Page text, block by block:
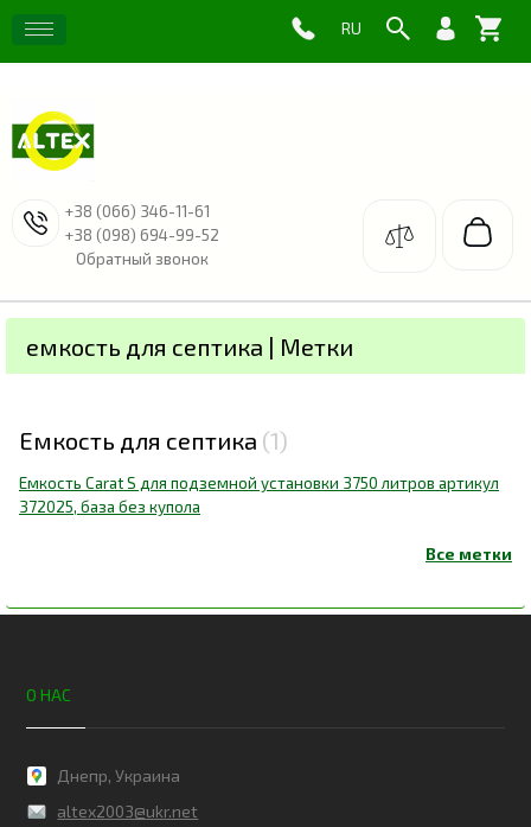
+38 (066) 346-11-61
+38 (098) 694-99-52
Обратный звонок
емкость для септика | Метки
Емкость для септика 1
Емкость Carat S для подземной установки 3750 литров артикул
372025, база без купола
О НАС
Днепр, Украина
altex2003@ukr.net